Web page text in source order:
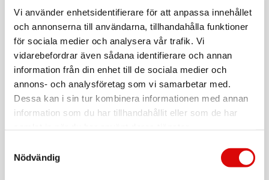
Vi använder enhetsidentifierare för att anpassa innehållet
och annonserna till användarna, tillhandahålla funktioner
för sociala medier och analysera vår trafik. Vi
vidarebefordrar även sådana identifierare och annan
information från din enhet till de sociala medier och
annons- och analysföretag som vi samarbetar med.
Dessa kan i sin tur kombinera informationen med annan
information som du har tillhandahållit eller som de har
Nödvändig
Resväska Soundbox 67 Exp. Medium Midnight
Art nr:
88473-1552
88473-1552
Rek: 1 999,00 kr
AMERICAN TOURISTER
Kabinväska Soundbox Exp. 55 Svart
Art nr: